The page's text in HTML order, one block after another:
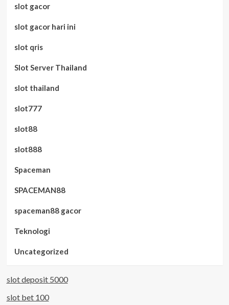
slot gacor
slot gacor hari ini
slot qris
Slot Server Thailand
slot thailand
slot777
slot88
slot888
Spaceman
SPACEMAN88
spaceman88 gacor
Teknologi
Uncategorized
slot deposit 5000
slot bet 100